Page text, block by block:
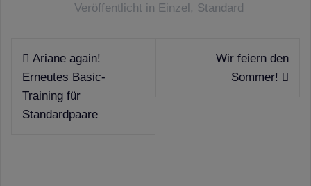
Veröffentlicht in Einzel, Standard
Beitragsnavigation
Ariane again!
Erneutes Basic-
Training für
Standardpaare
Wir feiern den
Sommer!